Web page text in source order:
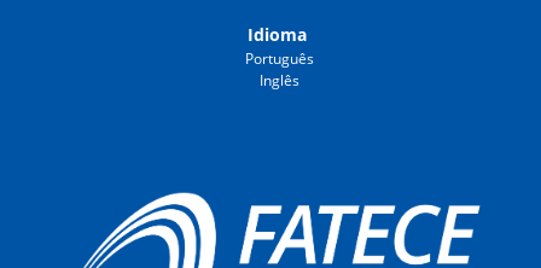
Idioma
Português
Inglês